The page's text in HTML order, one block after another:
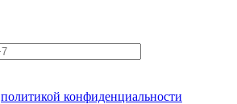
политикой конфиденциальности